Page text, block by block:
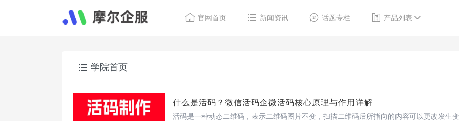
官网首页 新闻资讯 话题专栏 产品列表
学院首页
什么是活码？微信活码企微活码核心原理与作用详解
活码是一种动态二维码，表示二维码图片不变，扫描二维码后所指向的内容可以更改发生变